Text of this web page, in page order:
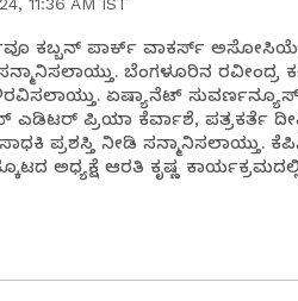
11:36 AM IST
ಕಬ್ಬನ್ ಪಾರ್ಕ್ ವಾಕರ್ಸ್
ಬೆಂಗಳೂರಿನ ರವೀಂದ್ರ
ಗೌರವಿಸಲಾಯ್ತು. ಏಷ್ಯಾನೆಟ್
ಪ್ರಿಯಾ ಕೆರ್ವಾಶೆ, ಪತ್ರಕರ್ತೆ
ಪ್ರಶಸ್ತಿ ನೀಡಿ ಸನ್ಮಾನಿಸಲಾಯ್ತು.
ಅಧ್ಯಕ್ಷೆ ಆರತಿ ಕೃಷ್ಣ